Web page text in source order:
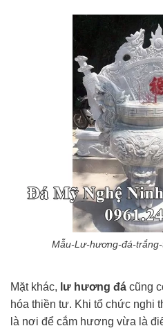
Mẫu-Lư-hương-đá-
Mặt khác, lư hương đá cũng
hóa thiền tư. Khi tổ chức nghi
là nơi để cắm hương vừa là